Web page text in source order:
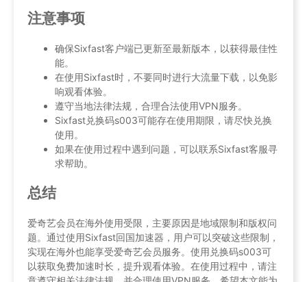
注意事项
确保Sixfast客户端已更新至最新版本，以获得最佳性
能。
在使用Sixfast时，不要同时进行大流量下载，以免影
响观看体验。
遵守当地法律法规，合理合法使用VPN服务。
Sixfast兑换码s003可能存在使用期限，请尽快兑换
使用。
如果在使用过程中遇到问题，可以联系Sixfast客服寻
求帮助。
总结
爱奇艺会员在海外使用受限，主要原因是地域限制和版权问
题。通过使用Sixfast回国加速器，用户可以突破这些限制，
实现在海外也能享受爱奇艺会员服务。使用兑换码s003可
以获取免费加速时长，提升观看体验。在使用过程中，请注